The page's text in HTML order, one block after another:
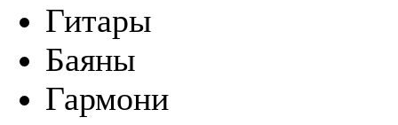
Гитары
Баяны
Гармони